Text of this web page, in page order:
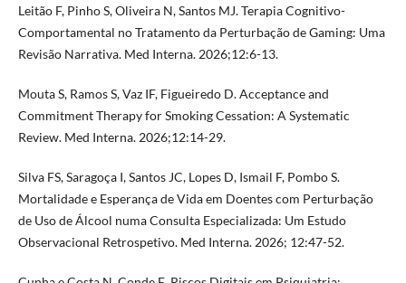
Leitão F, Pinho S, Oliveira N, Santos MJ. Terapia Cognitivo-
Comportamental no Tratamento da Perturbação de Gaming: Uma
Revisão Narrativa. Med Interna. 2026;12:6-13.
Mouta S, Ramos S, Vaz IF, Figueiredo D. Acceptance and
Commitment Therapy for Smoking Cessation: A Systematic
Review. Med Interna. 2026;12:14-29.
Silva FS, Saragoça I, Santos JC, Lopes D, Ismail F, Pombo S.
Mortalidade e Esperança de Vida em Doentes com Perturbação
de Uso de Álcool numa Consulta Especializada: Um Estudo
Observacional Retrospetivo. Med Interna. 2026; 12:47-52.